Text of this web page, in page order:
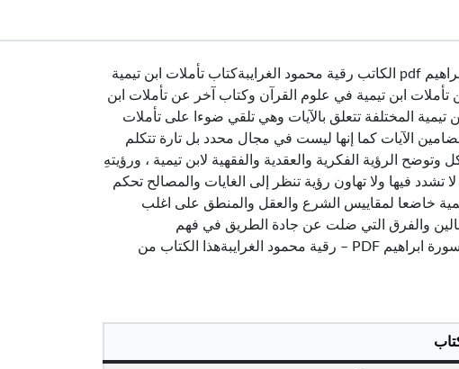
تحميل كتاب تأملات شيخ الاسلام ابن تيمية في القرآن الكريم سورة ابراهيم pdf الكاتب رقية محمود الغرايبةكتاب تأملات ابن تيمية
ابن تيمية في علوم القرآن وكتاب آخر عن تأملات ابن
المختلفة تتعلق بالآيات وهي تلقي ضوءا على تأملات
الآيات كما إنها ليست في مجال محدد بل تارة تتكلم
الرؤية الفكرية والعقدية والفقهية لابن تيمية ، ورؤيتهِ
فيها ولا تهاون رؤية تنظر إلى الغايات والمصالح تحكم
خاضعا لمقاييس الشرع والعقل والمنطق على اغلب
والفرق التي ضلت عن جادة الطريق في فهم
القرآن.تحميل كتاب تأملات شيخ الاسلام ابن تيمية في القرآن الكريم سورة ابراهيم PDF – رقية محمود الغرايبةهذا الكتاب من